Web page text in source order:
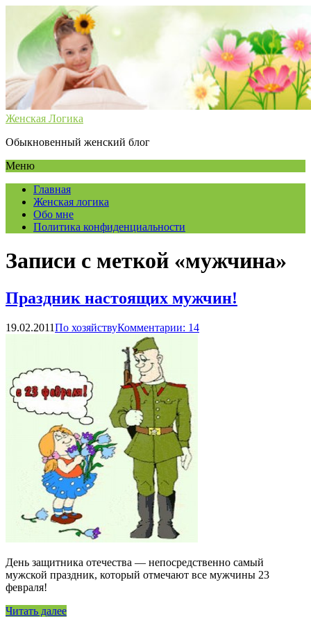
Женская Логика
Обыкновенный женский блог
Меню
Главная
Женская логика
Обо мне
Политика конфиденциальности
Записи с меткой «мужчина»
Праздник настоящих мужчин!
19.02.2011По хозяйствуКомментарии: 14
День защитника отечества — непосредственно самый
мужской праздник, который отмечают все мужчины 23
февраля!
Читать далее